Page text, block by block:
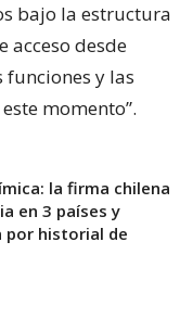
bajo la estructura
acceso desde
funciones y las
momento”.
la firma chilena
en 3 países y
por historial de